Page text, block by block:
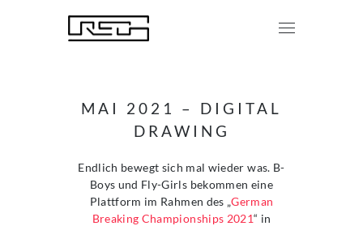
MAI 2021 – DIGITAL
DRAWING
Endlich bewegt sich mal wieder was. B-
Boys und Fly-Girls bekommen eine
Plattform im Rahmen des „German
Breaking Championships 2021“ in